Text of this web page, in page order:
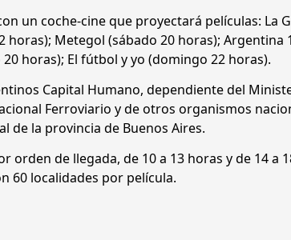
un coche-cine que proyectará películas: La
horas); Metegol (sábado 20 horas); Argentina
horas); El fútbol y yo (domingo 22 horas).
Capital Humano, dependiente del
Ferroviario y de otros organismos
la provincia de Buenos Aires.
orden de llegada, de 10 a 13 horas y de 14 a
60 localidades por película.